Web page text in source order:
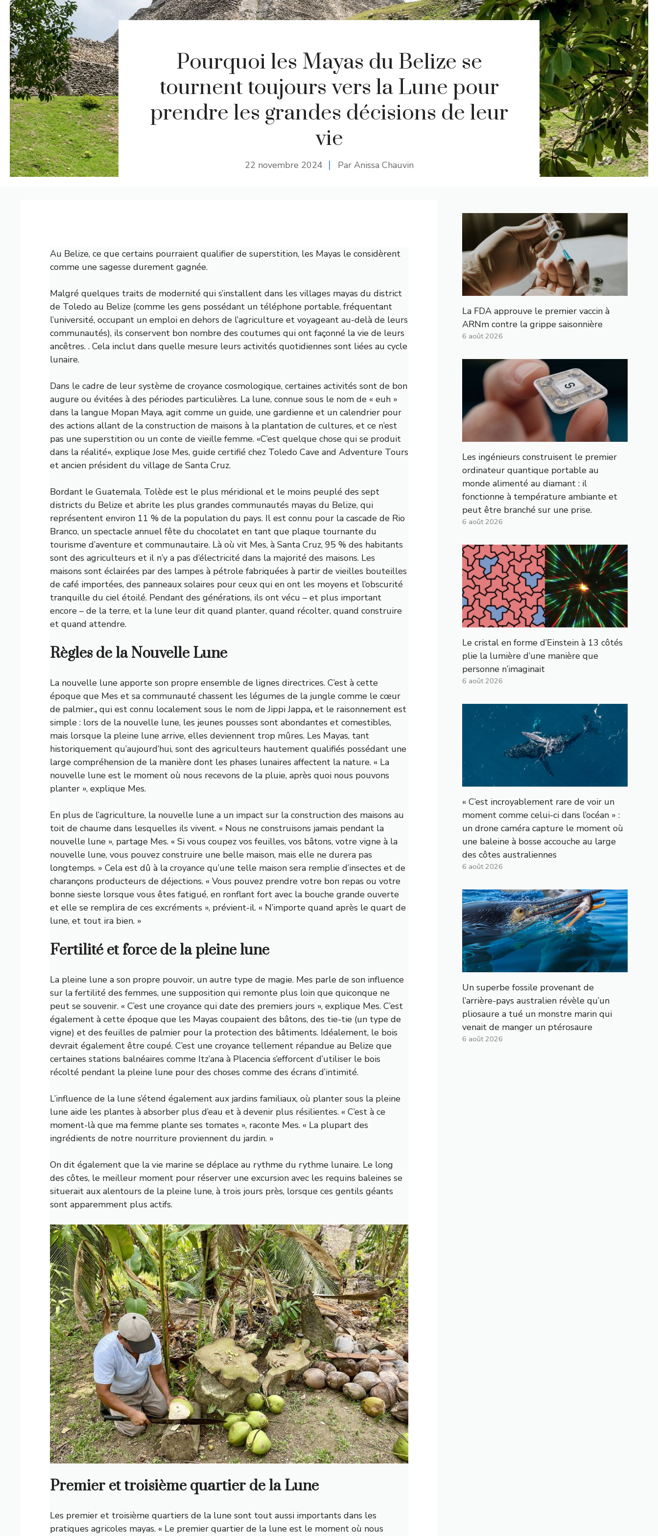
Pourquoi les Mayas du Belize se
tournent toujours vers la Lune pour
prendre les grandes décisions de leur
vie
22 novembre 2024 Par Anissa Chauvin
Au Belize, ce que certains pourraient qualifier de superstition, les Mayas le considèrent
comme une sagesse durement gagnée.
Malgré quelques traits de modernité qui s’installent dans les villages mayas du district
de Toledo au Belize (comme les gens possédant un téléphone portable, fréquentant
l’université, occupant un emploi en dehors de l’agriculture et voyageant au-delà de leurs
communautés), ils conservent bon nombre des coutumes qui ont façonné la vie de leurs
ancêtres. . Cela inclut dans quelle mesure leurs activités quotidiennes sont liées au cycle
lunaire.
Dans le cadre de leur système de croyance cosmologique, certaines activités sont de bon
augure ou évitées à des périodes particulières. La lune, connue sous le nom de « euh »
dans la langue Mopan Maya, agit comme un guide, une gardienne et un calendrier pour
des actions allant de la construction de maisons à la plantation de cultures, et ce n’est
pas une superstition ou un conte de vieille femme. «C’est quelque chose qui se produit
dans la réalité», explique Jose Mes, guide certifié chez Toledo Cave and Adventure Tours
et ancien président du village de Santa Cruz.
Bordant le Guatemala, Tolède est le plus méridional et le moins peuplé des sept
districts du Belize et abrite les plus grandes communautés mayas du Belize, qui
représentent environ 11 % de la population du pays. Il est connu pour la cascade de Rio
Branco, un spectacle annuel fête du chocolatet en tant que plaque tournante du
tourisme d’aventure et communautaire. Là où vit Mes, à Santa Cruz, 95 % des habitants
sont des agriculteurs et il n’y a pas d’électricité dans la majorité des maisons. Les
maisons sont éclairées par des lampes à pétrole fabriquées à partir de vieilles bouteilles
de café importées, des panneaux solaires pour ceux qui en ont les moyens et l’obscurité
tranquille du ciel étoilé. Pendant des générations, ils ont vécu – et plus important
encore – de la terre, et la lune leur dit quand planter, quand récolter, quand construire
et quand attendre.
Règles de la Nouvelle Lune
La nouvelle lune apporte son propre ensemble de lignes directrices. C’est à cette
époque que Mes et sa communauté chassent les légumes de la jungle comme le cœur
de palmier., qui est connu localement sous le nom de Jippi Jappa, et le raisonnement est
simple : lors de la nouvelle lune, les jeunes pousses sont abondantes et comestibles,
mais lorsque la pleine lune arrive, elles deviennent trop mûres. Les Mayas, tant
historiquement qu’aujourd’hui, sont des agriculteurs hautement qualifiés possédant une
large compréhension de la manière dont les phases lunaires affectent la nature. « La
nouvelle lune est le moment où nous recevons de la pluie, après quoi nous pouvons
planter », explique Mes.
En plus de l’agriculture, la nouvelle lune a un impact sur la construction des maisons au
toit de chaume dans lesquelles ils vivent. « Nous ne construisons jamais pendant la
nouvelle lune », partage Mes. « Si vous coupez vos feuilles, vos bâtons, votre vigne à la
nouvelle lune, vous pouvez construire une belle maison, mais elle ne durera pas
longtemps. » Cela est dû à la croyance qu’une telle maison sera remplie d’insectes et de
charançons producteurs de déjections. « Vous pouvez prendre votre bon repas ou votre
bonne sieste lorsque vous êtes fatigué, en ronflant fort avec la bouche grande ouverte
et elle se remplira de ces excréments », prévient-il. « N’importe quand après le quart de
lune, et tout ira bien. »
Fertilité et force de la pleine lune
La pleine lune a son propre pouvoir, un autre type de magie. Mes parle de son influence
sur la fertilité des femmes, une supposition qui remonte plus loin que quiconque ne
peut se souvenir. « C’est une croyance qui date des premiers jours », explique Mes. C’est
également à cette époque que les Mayas coupaient des bâtons, des tie-tie (un type de
vigne) et des feuilles de palmier pour la protection des bâtiments. Idéalement, le bois
devrait également être coupé. C’est une croyance tellement répandue au Belize que
certaines stations balnéaires comme Itz’ana à Placencia s’efforcent d’utiliser le bois
récolté pendant la pleine lune pour des choses comme des écrans d’intimité.
L’influence de la lune s’étend également aux jardins familiaux, où planter sous la pleine
lune aide les plantes à absorber plus d’eau et à devenir plus résilientes. « C’est à ce
moment-là que ma femme plante ses tomates », raconte Mes. « La plupart des
ingrédients de notre nourriture proviennent du jardin. »
On dit également que la vie marine se déplace au rythme du rythme lunaire. Le long
des côtes, le meilleur moment pour réserver une excursion avec les requins baleines se
situerait aux alentours de la pleine lune, à trois jours près, lorsque ces gentils géants
sont apparemment plus actifs.
Premier et troisième quartier de la Lune
Les premier et troisième quartiers de la lune sont tout aussi importants dans les
pratiques agricoles mayas. « Le premier quartier de la lune est le moment où nous
La FDA approuve le premier vaccin à
ARNm contre la grippe saisonnière
6 août 2026
Les ingénieurs construisent le premier
ordinateur quantique portable au
monde alimenté au diamant : il
fonctionne à température ambiante et
peut être branché sur une prise.
6 août 2026
Le cristal en forme d’Einstein à 13 côtés
plie la lumière d’une manière que
personne n’imaginait
6 août 2026
« C’est incroyablement rare de voir un
moment comme celui-ci dans l’océan » :
un drone caméra capture le moment où
une baleine à bosse accouche au large
des côtes australiennes
6 août 2026
Un superbe fossile provenant de
l’arrière-pays australien révèle qu’un
pliosaure a tué un monstre marin qui
venait de manger un ptérosaure
6 août 2026